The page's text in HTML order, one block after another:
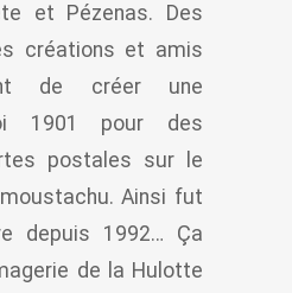
et Pézenas. Des
créations et amis
de créer une
1901 pour des
postales sur le
Ainsi fut
depuis 1992… Ça
de la Hulotte